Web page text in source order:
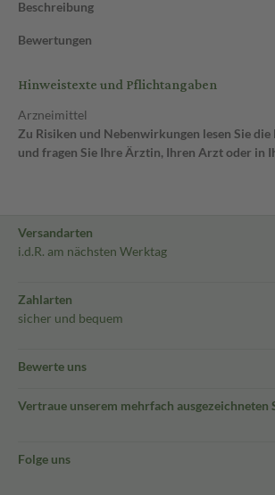
Beschreibung
Bewertungen
Hinweistexte und Pflichtangaben
Arzneimittel
Zu Risiken und Nebenwirkungen lesen Sie die
und fragen Sie Ihre Ärztin, Ihren Arzt oder in
Versandarten
i.d.R. am nächsten Werktag
Zahlarten
sicher und bequem
Bewerte uns
Vertraue unserem mehrfach ausgezeichneten
Folge uns